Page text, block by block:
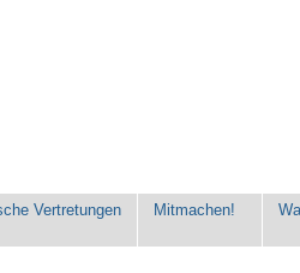
Vertretungen Mitmachen!